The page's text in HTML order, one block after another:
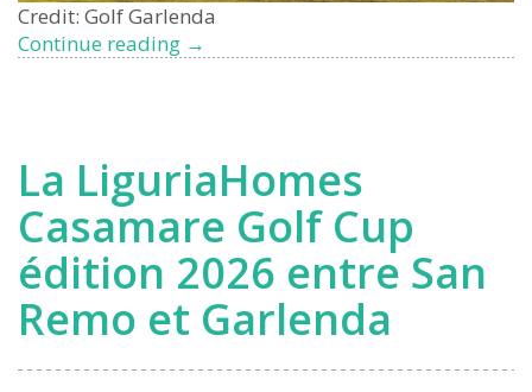
Credit: Golf Garlenda
Continue reading Garlenda
Sale:
Exclusive
Living
on
the
Italian
Riviera
→
La LiguriaHomes
Casamare Golf Cup
édition 2026 entre San
Remo et Garlenda